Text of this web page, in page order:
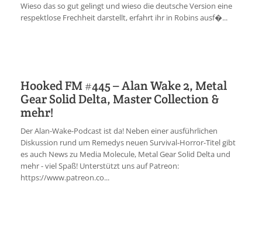
Wieso das so gut gelingt und wieso die deutsche Version eine
respektlose Frechheit darstellt, erfahrt ihr in Robins ausf�...
Hooked FM #445 – Alan Wake 2, Metal
Gear Solid Delta, Master Collection &
mehr!
Der Alan-Wake-Podcast ist da! Neben einer ausführlichen
Diskussion rund um Remedys neuen Survival-Horror-Titel gibt
es auch News zu Media Molecule, Metal Gear Solid Delta und
mehr - viel Spaß! Unterstützt uns auf Patreon:
https://www.patreon.co...